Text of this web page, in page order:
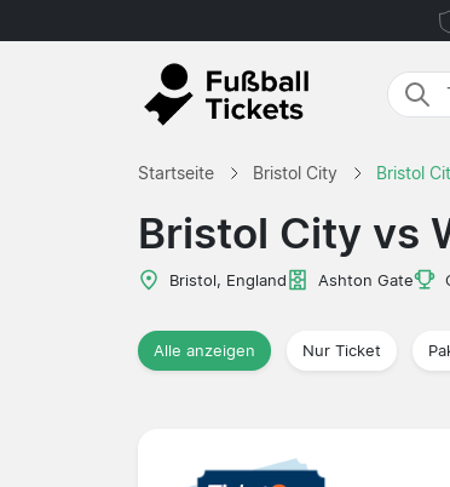
Startseite Bristol City Bristol
Bristol City vs
Bristol, England Ashton Gate
Alle anzeigen Nur Ticket